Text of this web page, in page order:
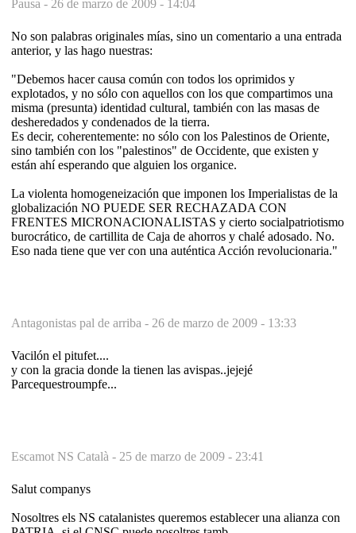
Pausa - 26 de marzo de 2009 - 14:04
No son palabras originales mías, sino un comentario a una entrada
anterior, y las hago nuestras:
"Debemos hacer causa común con todos los oprimidos y
explotados, y no sólo con aquellos con los que compartimos una
misma (presunta) identidad cultural, también con las masas de
desheredados y condenados de la tierra.
Es decir, coherentemente: no sólo con los Palestinos de Oriente,
sino también con los "palestinos" de Occidente, que existen y
están ahí esperando que alguien los organice.
La violenta homogeneización que imponen los Imperialistas de la
globalización NO PUEDE SER RECHAZADA CON
FRENTES MICRONACIONALISTAS y cierto socialpatriotismo
burocrático, de cartillita de Caja de ahorros y chalé adosado. No.
Eso nada tiene que ver con una auténtica Acción revolucionaria."
Antagonistas pal de arriba - 26 de marzo de 2009 - 13:33
Vacilón el pitufet....
y con la gracia donde la tienen las avispas..jejejé
Parcequestroumpfe...
Escamot NS Català - 25 de marzo de 2009 - 23:41
Salut companys
Nosoltres els NS catalanistes queremos establecer una alianza con